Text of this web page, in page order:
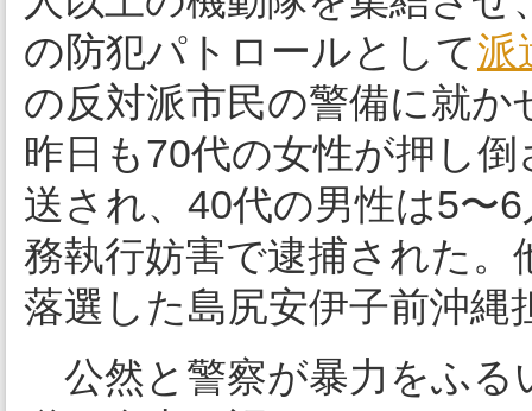
の防犯パトロールとして派
の反対派市民の警備に就
昨日も70代の女性が押し
送され、40代の男性は5〜
務執行妨害で逮捕された
落選した島尻安伊子前沖縄
公然と警察が暴力をふる